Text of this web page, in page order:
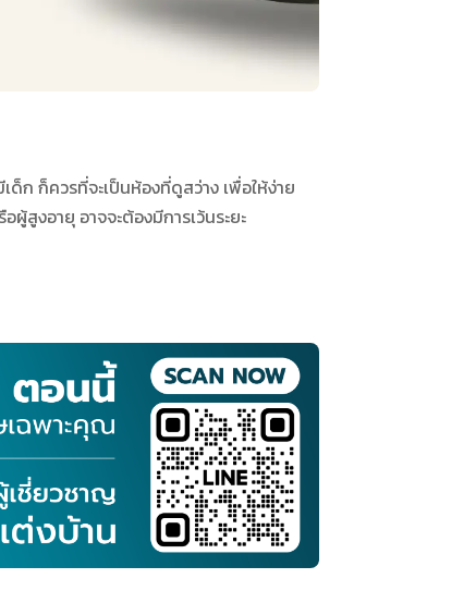
ด็ก ก็ควรที่จะเป็นห้องที่ดูสว่าง เพื่อให้ง่าย
สูงอายุ อาจจะต้องมีการเว้นระยะ